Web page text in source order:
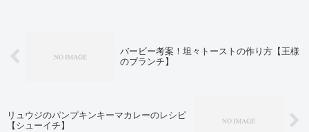
バービー考案！坦々トーストの作り方【王様
のブランチ】
リュウジのパンプキンキーマカレーのレシピ
【シューイチ】